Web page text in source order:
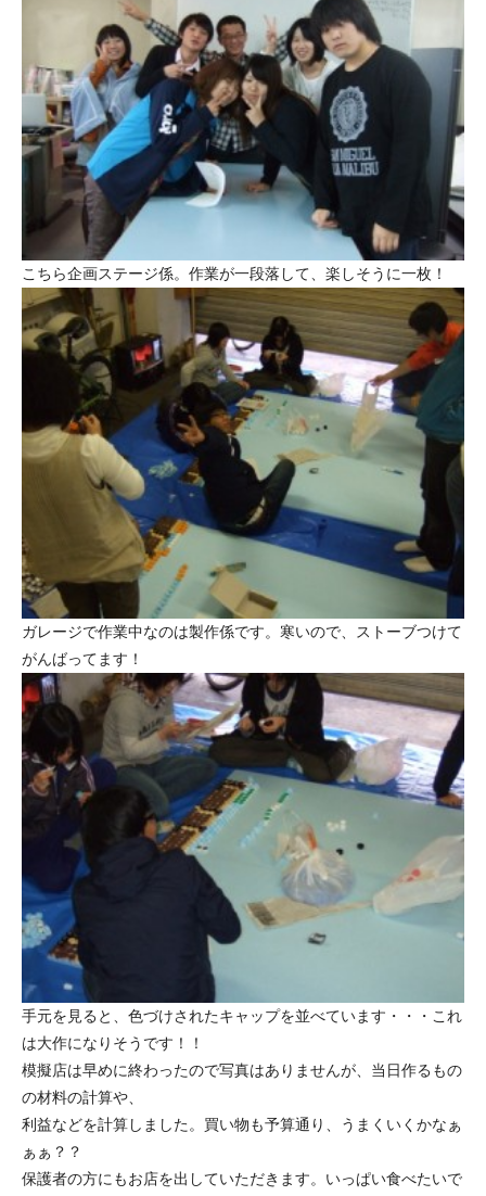
こちら企画ステージ係。作業が一段落して、楽しそうに一枚！
ガレージで作業中なのは製作係です。寒いので、ストーブつけて
がんばってます！
手元を見ると、色づけされたキャップを並べています・・・これ
は大作になりそうです！！
模擬店は早めに終わったので写真はありませんが、当日作るもの
の材料の計算や、
利益などを計算しました。買い物も予算通り、うまくいくかなぁ
ぁぁ？？
保護者の方にもお店を出していただきます。いっぱい食べたいで